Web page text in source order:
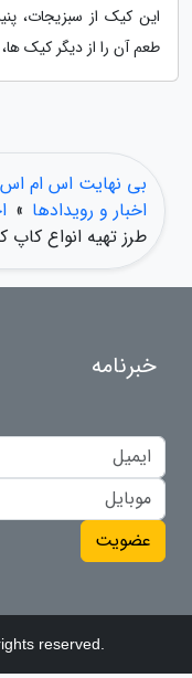
این کیک از سبزیجات،
طعم آن را از دیگر کیک ها،
بی نهایت اس ام اس
اخبار و رویدادها »
طرز تهیه انواع
خبرنامه
عضویت
reserved.